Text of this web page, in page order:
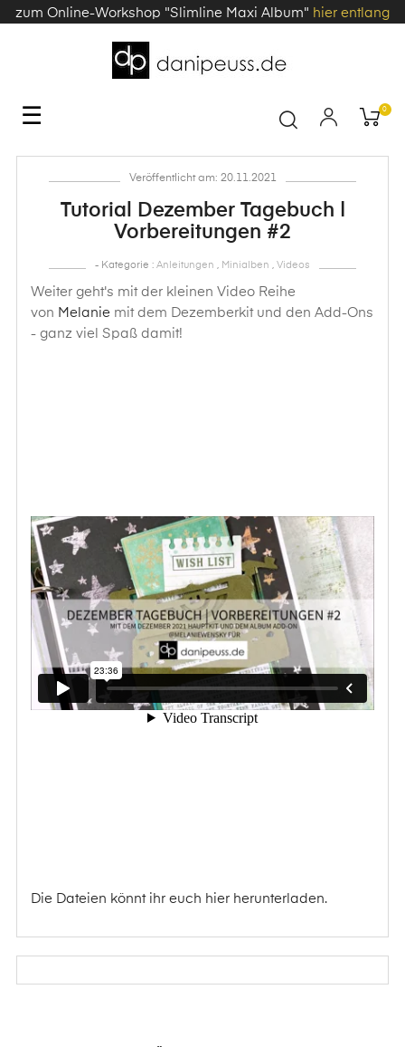
zum Online-Workshop "Slimline Maxi Album" hier entlang
Toggle
☰ 0
Veröffentlicht am: 20.11.2021
Tutorial Dezember Tagebuch |
Vorbereitungen #2
- Kategorie : Anleitungen Minialben Videos
Weiter geht's mit der kleinen Video Reihe
von Melanie mit dem Dezemberkit und den Add-Ons
- ganz viel Spaß damit!
Die Dateien könnt ihr euch hier herunterladen.